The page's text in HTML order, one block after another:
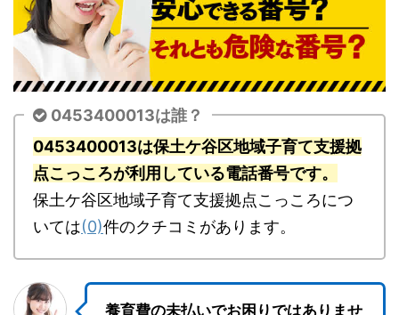
0453400013は誰？
0453400013は保土ケ谷区地域子育て支援拠
点こっころが利用している電話番号です。
保土ケ谷区地域子育て支援拠点こっころにつ
いては(0)件のクチコミがあります。
養育費の未払いでお困りではありませ